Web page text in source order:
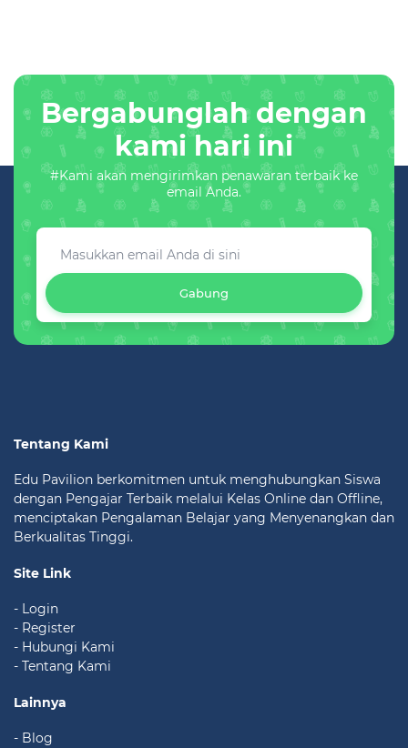
Bergabunglah dengan
kami hari ini
#Kami akan mengirimkan penawaran terbaik ke
email Anda.
Gabung
Tentang Kami
Edu Pavilion berkomitmen untuk menghubungkan Siswa
dengan Pengajar Terbaik melalui Kelas Online dan Offline,
menciptakan Pengalaman Belajar yang Menyenangkan dan
Berkualitas Tinggi.
Site Link
- Login
- Register
- Hubungi Kami
- Tentang Kami
Lainnya
- Blog